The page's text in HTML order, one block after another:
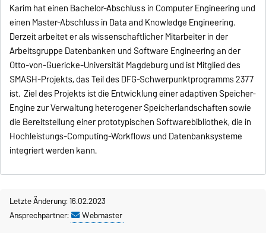
Karim hat einen Bachelor-Abschluss in Computer Engineering und
einen Master-Abschluss in Data and Knowledge Engineering.
Derzeit arbeitet er als wissenschaftlicher Mitarbeiter in der
Arbeitsgruppe Datenbanken und Software Engineering an der
Otto-von-Guericke-Universität Magdeburg und ist Mitglied des
SMASH-Projekts, das Teil des DFG-Schwerpunktprogramms 2377
ist. Ziel des Projekts ist die Entwicklung einer adaptiven Speicher-
Engine zur Verwaltung heterogener Speicherlandschaften sowie
die Bereitstellung einer prototypischen Softwarebibliothek, die in
Hochleistungs-Computing-Workflows und Datenbanksysteme
integriert werden kann.
Letzte Änderung: 16.02.2023
Ansprechpartner:
Webmaster